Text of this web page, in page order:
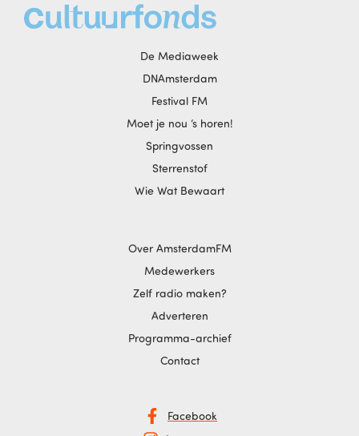
De Mediaweek
DNAmsterdam
Festival FM
Moet je nou ‘s horen!
Springvossen
Sterrenstof
Wie Wat Bewaart
Over AmsterdamFM
Medewerkers
Zelf radio maken?
Adverteren
Programma-archief
Contact
Facebook